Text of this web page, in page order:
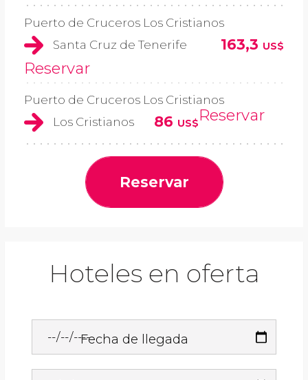
Puerto de Cruceros Los Cristianos
Santa Cruz de Tenerife
163,3 US$
Reservar
Puerto de Cruceros Los Cristianos
Los Cristianos
86 US$Reservar
Reservar
Hoteles en oferta
Fecha de llegada